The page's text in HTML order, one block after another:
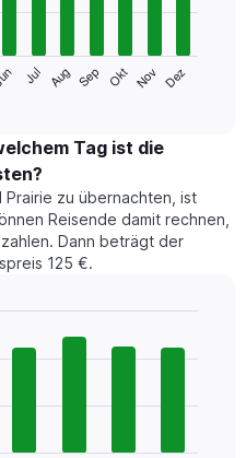
Jul Aug Sep Okt Nov Dez
Tag ist die
Prairie zu übernachten, ist
Reisende damit rechnen,
Dann beträgt der
125 €.